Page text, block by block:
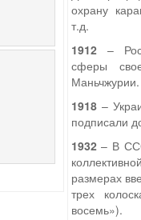
охрану
т.д.
1912–
сферы
Маньчжурии.
1918–
подписали
1932– В
размерах
трех
восемь»).